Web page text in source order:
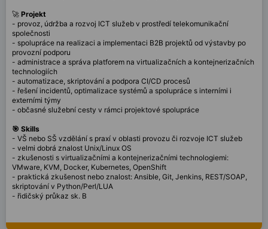
🚀 Projekt
- provoz, údržba a rozvoj ICT služeb v prostředí telekomunikační
společnosti
- spolupráce na realizaci a implementaci B2B projektů od výstavby po
provozní podporu
- administrace a správa platforem na virtualizačních a kontejnerizačních
technologiích
- automatizace, skriptování a podpora CI/CD procesů
- řešení incidentů, optimalizace systémů a spolupráce s interními i
externími týmy
- občasné služební cesty v rámci projektové spolupráce
🎯 Skills
- VŠ nebo SŠ vzdělání s praxí v oblasti provozu či rozvoje ICT služeb
- velmi dobrá znalost Unix/Linux OS
- zkušenosti s virtualizačními a kontejnerizačními technologiemi:
VMware, KVM, Docker, Kubernetes, OpenShift
- praktická zkušenost nebo znalost: Ansible, Git, Jenkins, REST/SOAP,
skriptování v Python/Perl/LUA
- řidičský průkaz sk. B